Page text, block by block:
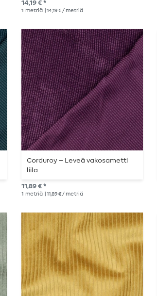
14,19 € *
1 metriä | 14,19 € / metriä
Corduroy – Leveä vakosametti
liila
11,89 € *
1 metriä | 11,89 € / metriä